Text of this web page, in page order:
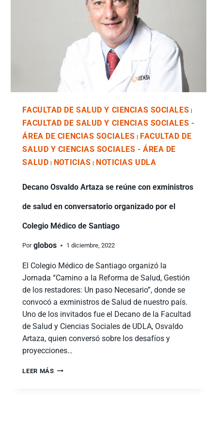
FACULTAD DE SALUD Y CIENCIAS SOCIALES |
FACULTAD DE SALUD Y CIENCIAS SOCIALES -
ÁREA DE CIENCIAS SOCIALES | FACULTAD DE
SALUD Y CIENCIAS SOCIALES - ÁREA DE
SALUD | NOTICIAS | NOTICIAS UDLA
Decano Osvaldo Artaza se reúne con exministros
de salud en conversatorio organizado por el
Colegio Médico de Santiago
Por globos 1 diciembre, 2022
El Colegio Médico de Santiago organizó la
Jornada “Camino a la Reforma de Salud, Gestión
de los restadores: Un paso Necesario”, donde se
convocó a exministros de Salud de nuestro país.
Uno de los invitados fue el Decano de la Facultad
de Salud y Ciencias Sociales de UDLA, Osvaldo
Artaza, quien conversó sobre los desafíos y
proyecciones…
LEER MÁS